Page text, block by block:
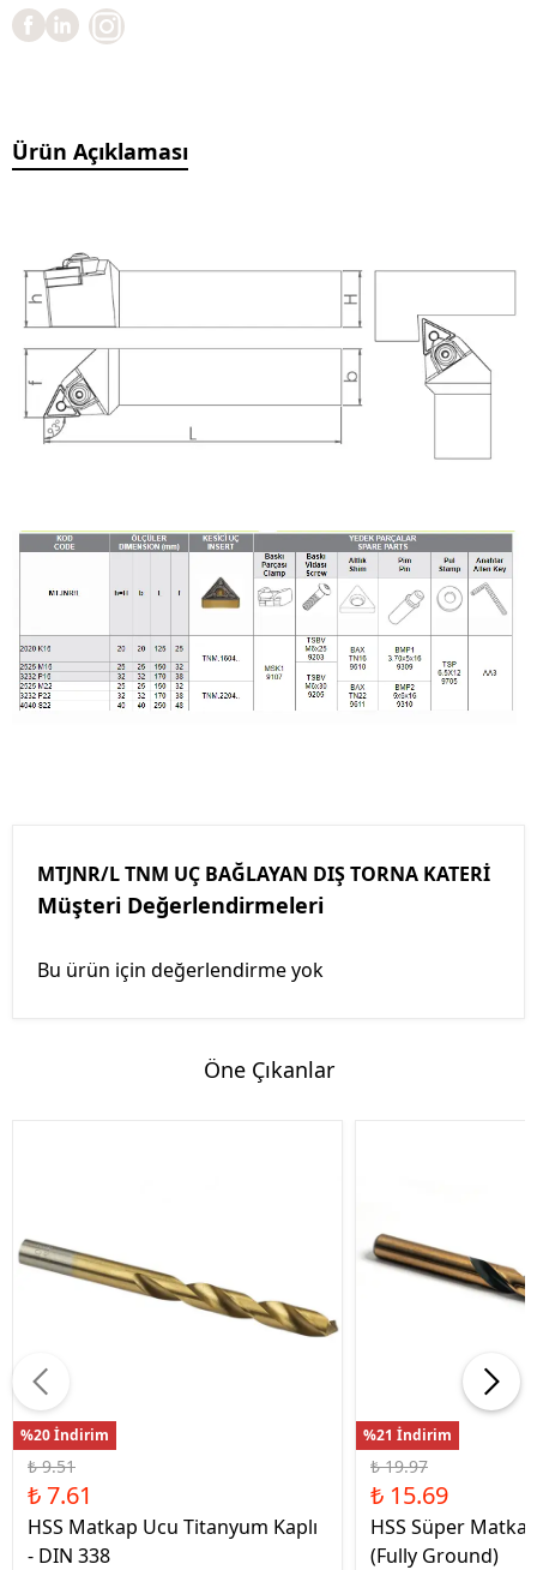
Ürün Açıklaması
MTJNR/L TNM UÇ BAĞLAYAN DIŞ TORNA KATERİ
Müşteri Değerlendirmeleri
Bu ürün için değerlendirme yok
Öne Çıkanlar
%20 İndirim
₺ 9.51
₺ 7.61
HSS Matkap Ucu Titanyum Kaplı
- DIN 338
%21 İndirim
₺ 19.97
₺ 15.69
HSS Süper
(Fully Ground)